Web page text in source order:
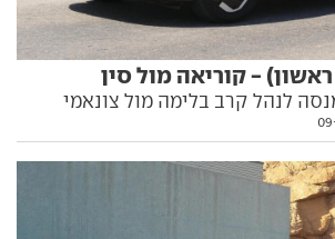
לנהל קרב בלימה מול צונאמי
שונה ותג מחיר הולם. בדקנו איך